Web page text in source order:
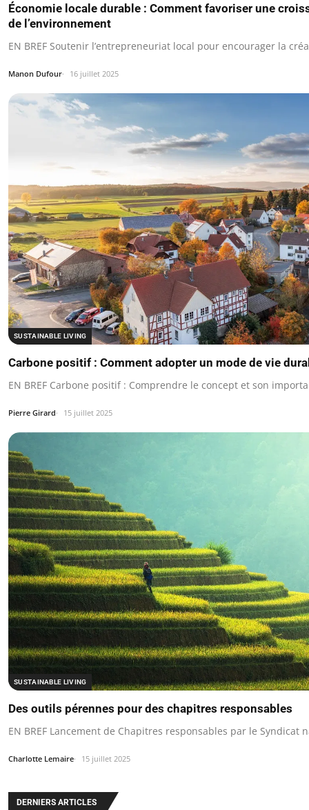
Économie locale durable : Comment favoriser une
de l’environnement
EN BREF Soutenir l’entrepreneuriat local pour encourager la
Manon Dufour 16 juillet 2025
SUSTAINABLE LIVING
Carbone positif : Comment adopter un mode de vie
EN BREF Carbone positif : Comprendre le concept et son
Pierre Girard 15 juillet 2025
SUSTAINABLE LIVING
Des outils pérennes pour des chapitres responsables
EN BREF Lancement de Chapitres responsables par le Syndicat
Charlotte Lemaire 15 juillet 2025
DERNIERS ARTICLES